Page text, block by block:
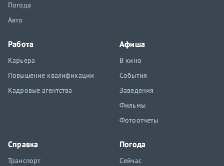
Погода
Авто
Работа
Карьера
Повышение квалификации
Кадровые агентства
Афиша
В кино
События
Заведения
Фильмы
Фотоотчеты
Справка
Транспорт
Погода
Сейчас